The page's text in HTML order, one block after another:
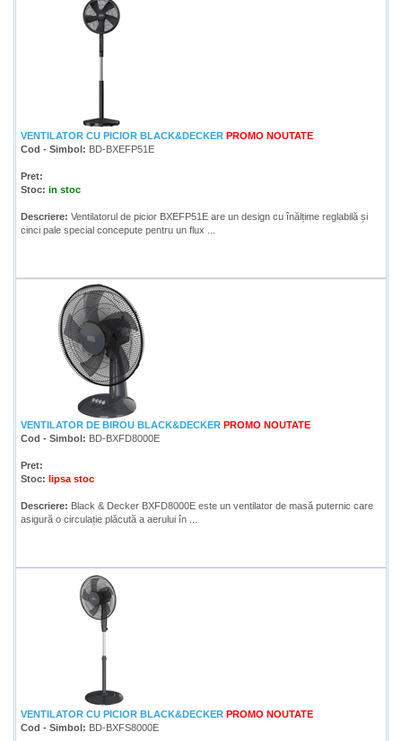
VENTILATOR CU PICIOR BLACK&DECKER PROMO NOUTATE
Cod - Simbol: BD-BXEFP51E
Pret:
Stoc: in stoc
Descriere: Ventilatorul de picior BXEFP51E are un design cu înălțime reglabilă și
cinci pale special concepute pentru un flux ...
VENTILATOR DE BIROU BLACK&DECKER PROMO NOUTATE
Cod - Simbol: BD-BXFD8000E
Pret:
Stoc: lipsa stoc
Descriere: Black & Decker BXFD8000E este un ventilator de masă puternic care
asigură o circulație plăcută a aerului în ...
VENTILATOR CU PICIOR BLACK&DECKER PROMO NOUTATE
Cod - Simbol: BD-BXFS8000E